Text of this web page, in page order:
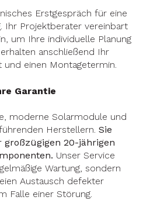
Erstgespräch für eine
Ihr Projektberater vereinbart
um Ihre individuelle Planung
anschließend Ihr
einen Montagetermin.
Garantie
moderne Solarmodule und
Herstellern. Sie
großzügigen 20-jährigen
Unser Service
Wartung, sondern
Austausch defekter
Falle einer Störung.